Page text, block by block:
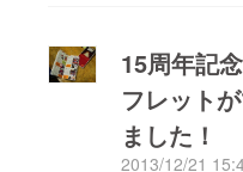
が、取り急ぎご
で。この度はあ
なご支援、本当
がとうございま
画などをUPさ
ただきますので
待くださいませ。
ネモンド 土肥悦
15周年記
フレット
ました！
2013/12/21